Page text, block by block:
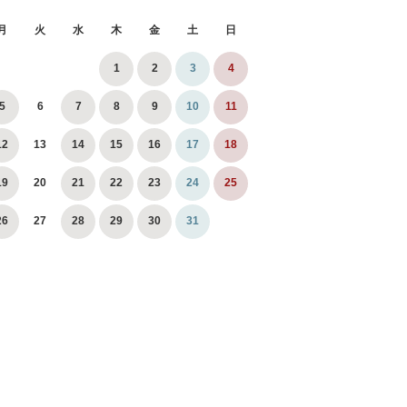
火 水 木 金 土 日
1 2 3 4
5 6 7 8 9 10 11
13 14 15 16 17 18
20 21 22 23 24 25
27 28 29 30 31